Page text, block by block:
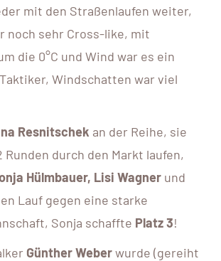
mit den Straßenlaufen weiter,
noch sehr Cross-like, mit
die 0°C und Wind war es ein
Windschatten war viel
Resnitschek an der Reihe, sie
Runden durch den Markt laufen,
Hülmbauer, Lisi Wagner und
Lauf gegen eine starke
Sonja schaffte Platz 3!
Günther Weberwurde (gereiht